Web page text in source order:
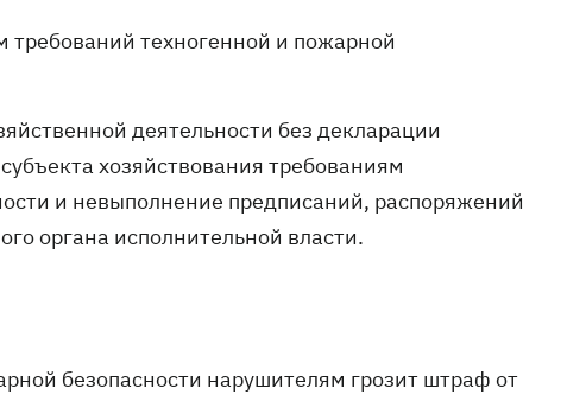
требований техногенной и пожарной
деятельности без декларации
хозяйствования требованиям
и невыполнение предписаний, распоряжений
органа исполнительной власти.
безопасности нарушителям грозит штраф от